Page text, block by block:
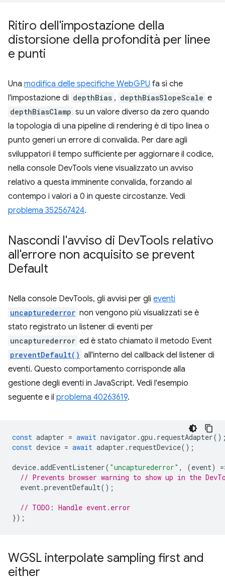
Ritiro dell'impostazione della
distorsione della profondità per linee
e punti
Una modifica delle specifiche WebGPU fa sì che
l'impostazione di depthBias , depthBiasSlopeScale e
depthBiasClamp su un valore diverso da zero quando
la topologia di una pipeline di rendering è di tipo linea o
punto generi un errore di convalida. Per dare agli
sviluppatori il tempo sufficiente per aggiornare il codice,
nella console DevTools viene visualizzato un avviso
relativo a questa imminente convalida, forzando al
contempo i valori a 0 in queste circostanze. Vedi
problema 352567424.
Nascondi l'avviso di DevTools relativo
all'errore non acquisito se prevent
Default
Nella console DevTools, gli avvisi per gli eventi
uncapturederror non vengono più visualizzati se è
stato registrato un listener di eventi per
uncapturederror ed è stato chiamato il metodo Event
preventDefault() all'interno del callback del listener di
eventi. Questo comportamento corrisponde alla
gestione degli eventi in JavaScript. Vedi l'esempio
seguente e il problema 40263619.
const adapter = await navigator .gpu . requestAdapter
const device = await adapter . requestDevice();
device.addEventListener( "uncapturederror" , (event) =
// Prevents browser warning to show up in the
event.preventDefault();
// TODO: Handle event.error
});
WGSL interpolate sampling first and
either